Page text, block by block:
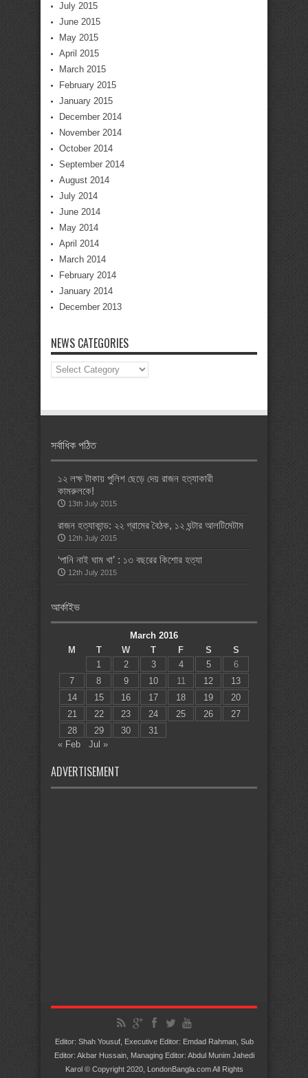
July 2015
June 2015
May 2015
April 2015
March 2015
February 2015
January 2015
December 2014
November 2014
October 2014
September 2014
August 2014
July 2014
June 2014
May 2014
April 2014
March 2014
February 2014
January 2014
December 2013
NEWS CATEGORIES
News
Categories
সর্বাধিক পঠিত
১২ লক্ষ টাকায় পুলিশ ছেড়ে দেয় রাজন হত্যাকারী
কামরুলকে!
13th July 2015
রাজন হত্যাকান্ড: ২২ গ্রামের বৈঠক, ১২ ঘন্টার আলটিমেটাম
12th July 2015
‘পানি নাই ঘাম খা’ : ১৩ বছরের কিশোর হত্যা
12th July 2015
আর্কাইভ
March 2016
M
T W T F S
S
1
2 3 4 5
6
7
8 9 10 11 12
13
14
15 16 17 18 19
20
21
22 23 24 25 26
27
28
29 30
31
« Feb
Jul »
ADVERTISEMENT
Editor: Shah Yousuf, Executive Editor: Emdad Rahman, Sub
Editor: Akbar Hussain, Managing Editor: Abdul Munim Jahedi
Karol © Copyright 2020, LondonBangla.com All Rights